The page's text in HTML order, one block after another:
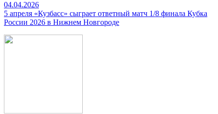
04.04.2026
5 апреля «Кузбасс» сыграет ответный матч 1/8 финала Кубка
России 2026 в Нижнем Новгороде